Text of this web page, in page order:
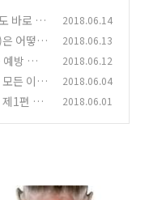
바로 그
2018.06.14
어떻게
2018.06.13
방 및
2018.06.12
든 이들
2018.06.04
1편 -
2018.06.01